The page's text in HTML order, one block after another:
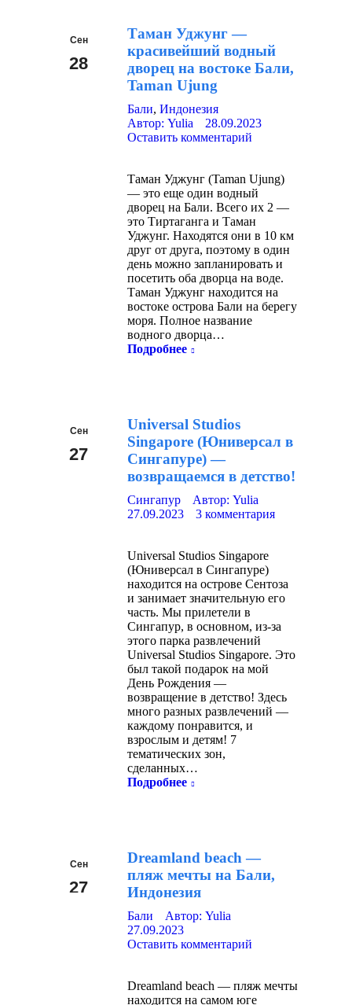
Сен
28
Таман Уджунг —
красивейший водный
дворец на востоке Бали,
Taman Ujung
Бали, Индонезия
Автор: Yulia
28.09.2023
Оставить комментарий
Таман Уджунг (Taman Ujung)
— это еще один водный
дворец на Бали. Всего их 2 —
это Тиртаганга и Таман
Уджунг. Находятся они в 10 км
друг от друга, поэтому в один
день можно запланировать и
посетить оба дворца на воде.
Таман Уджунг находится на
востоке острова Бали на берегу
моря. Полное название
водного дворца…
Подробнее
Сен
27
Universal Studios
Singapore (Юниверсал в
Сингапуре) —
возвращаемся в детство!
Сингапур Автор: Yulia
27.09.2023
3 комментария
Universal Studios Singapore
(Юниверсал в Сингапуре)
находится на острове Сентоза
и занимает значительную его
часть. Мы прилетели в
Сингапур, в основном, из-за
этого парка развлечений
Universal Studios Singapore. Это
был такой подарок на мой
День Рождения —
возвращение в детство! Здесь
много разных развлечений —
каждому понравится, и
взрослым и детям! 7
тематических зон,
сделанных…
Подробнее
Сен
27
Dreamland beach —
пляж мечты на Бали,
Индонезия
Бали Автор: Yulia
27.09.2023
Оставить комментарий
Dreamland beach — пляж мечты
находится на самом юге